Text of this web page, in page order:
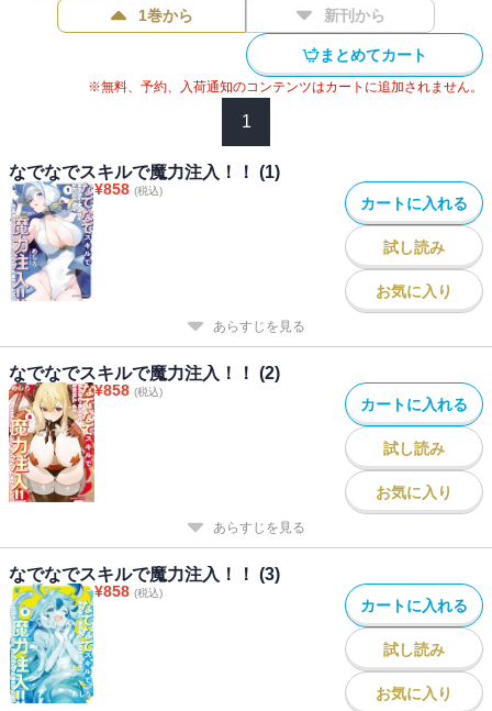
電子版は連載時のカラーを収録しております！
1巻から 新刊から
まとめてカート
※無料、予約、入荷通知のコンテンツはカートに追加されません。
1
なでなでスキルで魔力注入！！ (1)
¥858 (税込)
カートに入れる
試し読み
お気に入り
あらすじを見る
なでなでスキルで魔力注入！！ (2)
¥858 (税込)
カートに入れる
試し読み
お気に入り
あらすじを見る
なでなでスキルで魔力注入！！ (3)
¥858 (税込)
カートに入れる
試し読み
お気に入り